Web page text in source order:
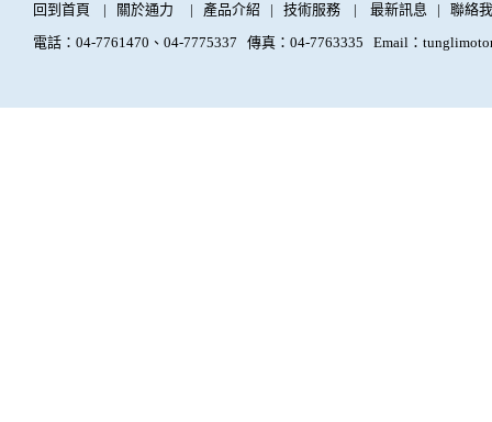
回到首頁 | 關於通力 | 產品介紹 | 技術服務 | 最新訊息 | 聯絡
電話：04-7761470、04-7775337
傳真：04-7763335 Email：